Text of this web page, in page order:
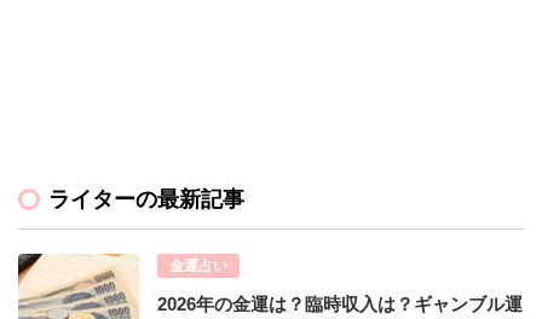
ライターの最新記事
金運占い
2026年の金運は？臨時収入は？ギャンブル運